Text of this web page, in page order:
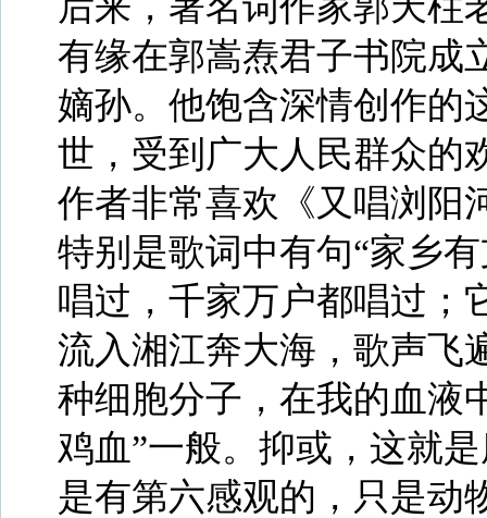
有缘在郭嵩焘君子书院成
嫡孙。他饱含深情创作的
世，受到广大人民群众的
作者非常喜欢《又唱浏阳
特别是歌词中有句“家乡
唱过，千家万户都唱过；
流入湘江奔大海，歌声
种细胞分子，在我的血液
鸡血”一般。抑或，这就
是有第六感观的，只是动